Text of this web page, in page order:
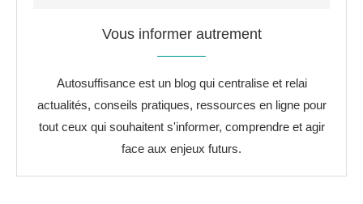
Vous informer autrement
Autosuffisance est un blog qui centralise et relai
actualités, conseils pratiques, ressources en ligne pour
tout ceux qui souhaitent s'informer, comprendre et agir
face aux enjeux futurs.